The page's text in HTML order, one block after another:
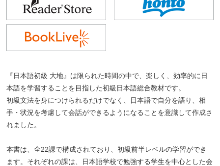
『日本語初級 大地』は限られた時間の中で、楽しく、効率的に日
本語を学習することを目指した初級日本語総合教材です。
初級文法を身につけられるだけでなく、日本語で自分を語り、相
手・状況を考慮して会話ができるようになることを意識して作成さ
れました。
本書は、全22課で構成されており、初級前半レベルの学習ができ
ます。それぞれの課は、日本語学校で勉強する学生を中心とした会